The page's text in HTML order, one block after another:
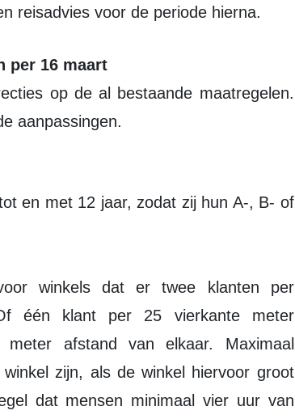
reisadvies voor de periode hierna.
per 16 maart
op de al bestaande maatregelen.
aanpassingen.
en met 12 jaar, zodat zij hun A-, B- of
winkels dat er twee klanten per
één klant per 25 vierkante meter
afstand van elkaar. Maximaal
zijn, als de winkel hiervoor groot
dat mensen minimaal vier uur van